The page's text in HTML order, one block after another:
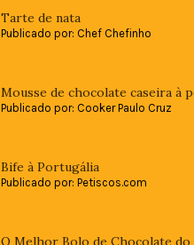
Tarte de nata
Publicado por: Chef Chefinho
Mousse de chocolate caseira à
Publicado por: Cooker Paulo Cruz
Bife à Portugália
Publicado por: Petiscos.com
O Melhor Bolo de Chocolate do